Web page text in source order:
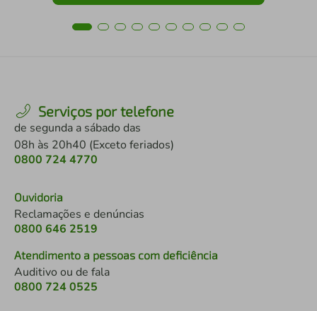
Serviços por telefone
de segunda a sábado das
08h às 20h40 (Exceto feriados)
0800 724 4770
Ouvidoria
Reclamações e denúncias
0800 646 2519
Atendimento a pessoas com deficiência
Auditivo ou de fala
0800 724 0525